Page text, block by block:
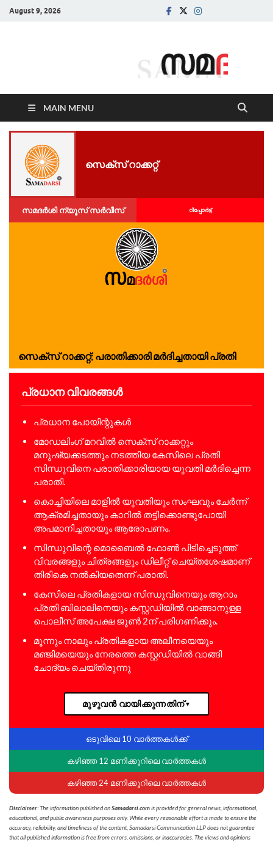
August 9, 2026
MAIN MENU
സെ​​​ക്‌​​​സ് റാ​​​ക്ക​​​റ്റ്
സമദർശി ന്യൂസ് സർവീസ് റിപ്പോര്‍ട്ട്
സെക്‌സ് റാക്കറ്റ്; പരാതിക്കാരി മർദിച്ചതായി പ്രതി
പ്രധാന വിവരങ്ങൾ
പ്രധാന പോയിന്റുകൾ
മോഡലിംഗ് മറവിൽ സെക്‌സ് റാക്കറ്റും
മനുഷ്യക്കടത്തും നടത്തിയ കേസിലെ പ്രതി
സിന്ധുവിനെ പരാതിക്കാരിയായ യുവതി മർദിച്ചെന്ന
പരാതി.
കൊച്ചിയിലെ മാളിൽ യുവതിയും സംഘവും ചേർന്ന്
ആക്രമിച്ചതായും കാറിൽ തട്ടിക്കൊണ്ടുപോയി
അപമാനിച്ചതായും ആരോപണം.
സിന്ധുവിന്റെ മൊബൈൽ ഫോൺ പിടിച്ചെടുത്ത്
വിവരങ്ങളും ചിത്രങ്ങളും ഡിലീറ്റ് ചെയ്തശേഷമാണ്
തിരികെ നൽകിയതെന്ന് പരാതി.
കേസിലെ പ്രതികളായ സിന്ധുവിനെയും ആറാം
പ്രതി ബിലാലിനെയും കസ്റ്റഡിയിൽ വാങ്ങാനുള്ള
പൊലീസ് അപേക്ഷ ജൂൺ 2ന് പരിഗണിക്കും.
മൂന്നും നാലും പ്രതികളായ അലീനയെയും
മഞ്ജിമയെയും നേരത്തെ കസ്റ്റഡിയിൽ വാങ്ങി
ചോദ്യം ചെയ്തിരുന്നു
മുഴുവൻ വായിക്കുന്നതിന്▼
ഒടുവിലെ 10 വാർത്തകൾക്ക്
കഴിഞ്ഞ 12 മണിക്കൂറിലെ വാർത്തകൾ
കഴിഞ്ഞ 24 മണിക്കൂറിലെ വാർത്തകൾ
Disclaimer: The information published onSamadarsi.comis provided for general news, informational,
educational, and public awareness purposes only. While every reasonable effort is made to ensure the
accuracy, reliability, and timeliness of the content, Samadarsi Communication LLP does not guarantee
that all published information is free from errors, omissions, or inaccuracies. The views and opinions